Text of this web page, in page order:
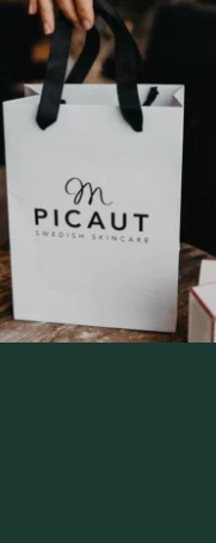
din samlingsplats för
handel i
12 0